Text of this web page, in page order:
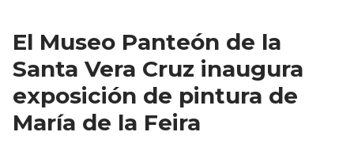
El Museo Panteón de la
Santa Vera Cruz inaugura
exposición de pintura de
María de la Feira